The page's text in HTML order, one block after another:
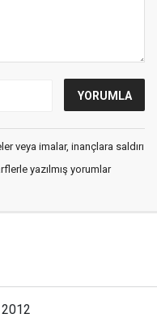
veya imalar, inançlara saldırı
yazılmış yorumlar